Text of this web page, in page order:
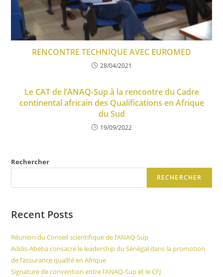
RENCONTRE TECHNIQUE AVEC EUROMED
28/04/2021
Le CAT de l’ANAQ-Sup à la rencontre du Cadre
continental africain des Qualifications en Afrique
du Sud
19/09/2022
Rechercher
RECHERCHER
Recent Posts
Réunion du Conseil scientifique de l’ANAQ-Sup
Addis-Abeba consacre le leadership du Sénégal dans la promotion
de l’assurance qualité en Afrique
Signature de convention entre l’ANAQ-Sup et le CFJ